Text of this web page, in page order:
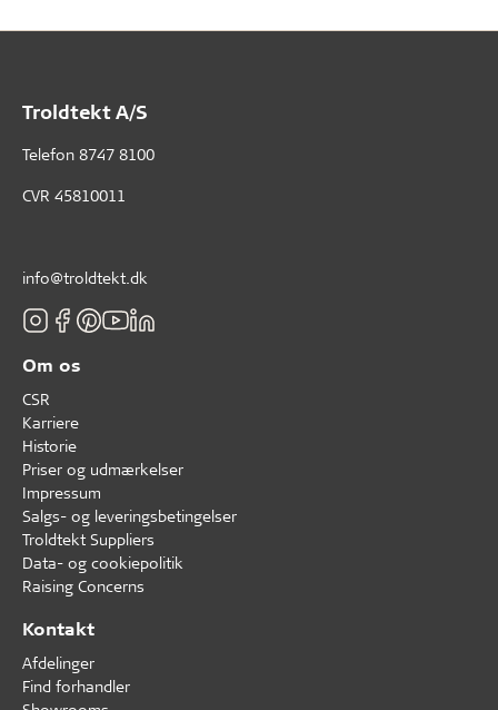
Troldtekt A/S
Telefon 8747 8100
CVR 45810011
info@troldtekt.dk
Om os
CSR
Karriere
Historie
Priser og udmærkelser
Impressum
Salgs- og leveringsbetingelser
Troldtekt Suppliers
Data- og cookiepolitik
Raising Concerns
Kontakt
Afdelinger
Find forhandler